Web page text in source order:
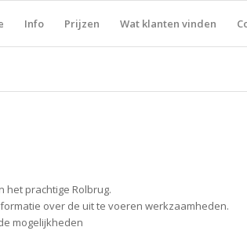
Info Prijzen Wat klanten vinden
prachtige Rolbrug.
over de uit te voeren werkzaamheden.
mogelijkheden